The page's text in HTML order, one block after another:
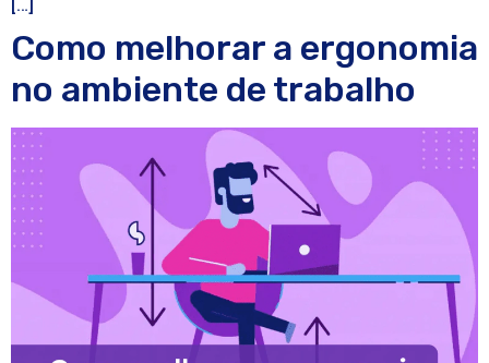
[…]
Como melhorar a ergonomia
no ambiente de trabalho